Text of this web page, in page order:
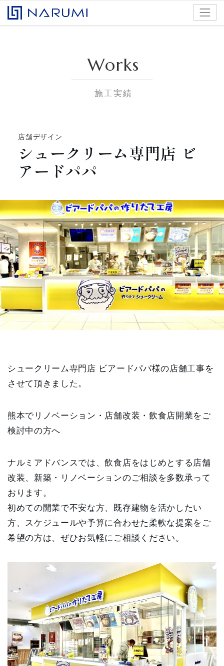
コンテンツへスキップ
株式会社ナルミアドバンス
Works
施工実績
店舗デザイン
シュークリーム専門店 ビ
アードパパ
シュークリーム専門店 ビアードパパ様の店舗工事を
させて頂きました。
熊本でリノベーション・店舗改装・飲食店開業をご
検討中の方へ
ナルミアドバンスでは、飲食店をはじめとする店舗
改装、新築・リノベーションのご相談を多数承って
おります。
初めての開業で不安な方、既存建物を活かしたい
方、スケジュールや予算に合わせた柔軟な提案をご
希望の方は、ぜひお気軽にご相談ください。